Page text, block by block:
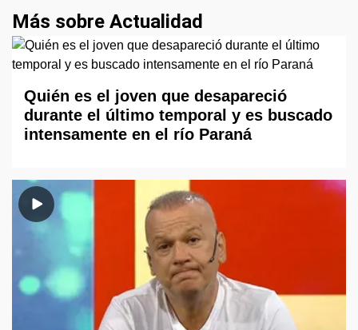
Más sobre Actualidad
Quién es el joven que desapareció
durante el último temporal y es buscado
intensamente en el río Paraná